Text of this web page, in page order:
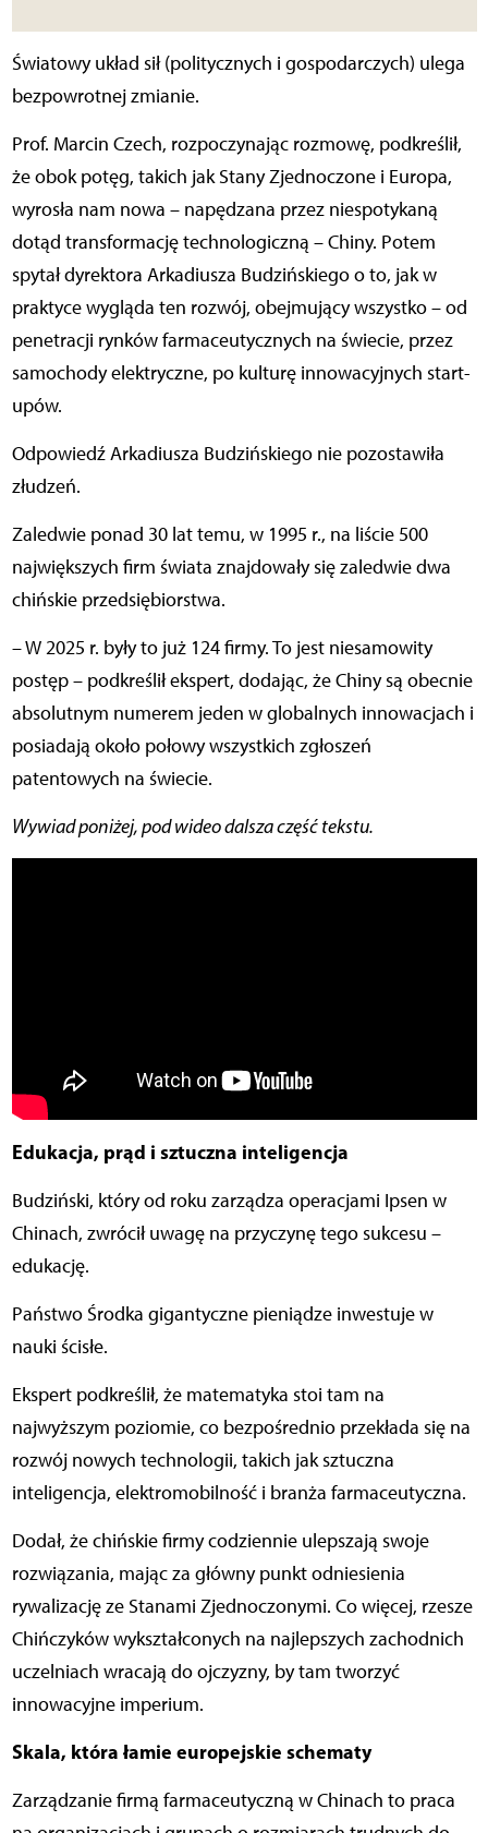
Światowy układ sił (politycznych i gospodarczych) ulega
bezpowrotnej zmianie.
Prof. Marcin Czech, rozpoczynając rozmowę, podkreślił,
że obok potęg, takich jak Stany Zjednoczone i Europa,
wyrosła nam nowa – napędzana przez niespotykaną
dotąd transformację technologiczną – Chiny. Potem
spytał dyrektora Arkadiusza Budzińskiego o to, jak w
praktyce wygląda ten rozwój, obejmujący wszystko – od
penetracji rynków farmaceutycznych na świecie, przez
samochody elektryczne, po kulturę innowacyjnych start-
upów.
Odpowiedź Arkadiusza Budzińskiego nie pozostawiła
złudzeń.
Zaledwie ponad 30 lat temu, w 1995 r., na liście 500
największych firm świata znajdowały się zaledwie dwa
chińskie przedsiębiorstwa.
– W 2025 r. były to już 124 firmy. To jest niesamowity
postęp – podkreślił ekspert, dodając, że Chiny są obecnie
absolutnym numerem jeden w globalnych innowacjach i
posiadają około połowy wszystkich zgłoszeń
patentowych na świecie.
Wywiad poniżej, pod wideo dalsza część tekstu.
Edukacja, prąd i sztuczna inteligencja
Budziński, który od roku zarządza operacjami Ipsen w
Chinach, zwrócił uwagę na przyczynę tego sukcesu –
edukację.
Państwo Środka gigantyczne pieniądze inwestuje w
nauki ścisłe.
Ekspert podkreślił, że matematyka stoi tam na
najwyższym poziomie, co bezpośrednio przekłada się na
rozwój nowych technologii, takich jak sztuczna
inteligencja, elektromobilność i branża farmaceutyczna.
Dodał, że chińskie firmy codziennie ulepszają swoje
rozwiązania, mając za główny punkt odniesienia
rywalizację ze Stanami Zjednoczonymi. Co więcej, rzesze
Chińczyków wykształconych na najlepszych zachodnich
uczelniach wracają do ojczyzny, by tam tworzyć
innowacyjne imperium.
Skala, która łamie europejskie schematy
Zarządzanie firmą farmaceutyczną w Chinach to praca